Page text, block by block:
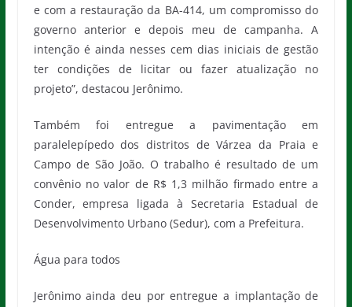
e com a restauração da BA-414, um compromisso do
governo anterior e depois meu de campanha. A
intenção é ainda nesses cem dias iniciais de gestão
ter condições de licitar ou fazer atualização no
projeto”, destacou Jerônimo.
Também foi entregue a pavimentação em
paralelepípedo dos distritos de Várzea da Praia e
Campo de São João. O trabalho é resultado de um
convênio no valor de R$ 1,3 milhão firmado entre a
Conder, empresa ligada à Secretaria Estadual de
Desenvolvimento Urbano (Sedur), com a Prefeitura.
Água para todos
Jerônimo ainda deu por entregue a implantação de